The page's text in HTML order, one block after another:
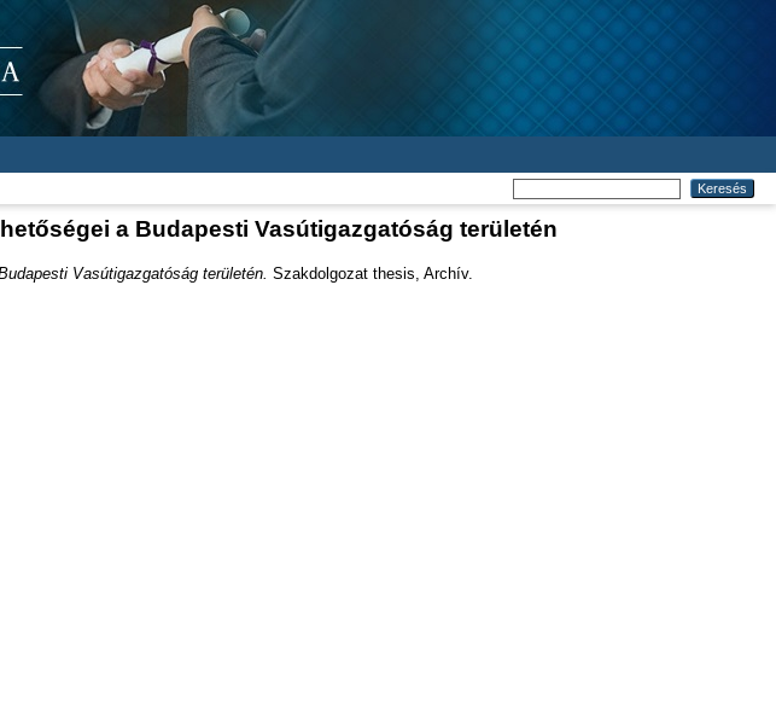
a Budapesti Vasútigazgatóság területén
Vasútigazgatóság területén. Szakdolgozat thesis, Archív.